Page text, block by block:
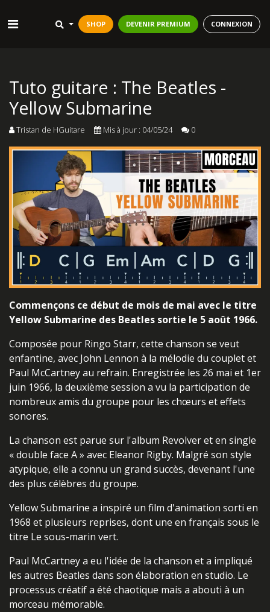
SHOP DEVENIR PREMIUM CONNEXION
Tuto guitare : The Beatles -
Yellow Submarine
Tristan de HGuitare Mis à jour : 04/05/24 0
Commençons ce début de mois de mai avec le titre
Yellow Submarine des Beatles sortie le 5 août 1966.
Composée pour Ringo Starr, cette chanson se veut
enfantine, avec John Lennon à la mélodie du couplet et
Paul McCartney au refrain. Enregistrée les 26 mai et 1er
juin 1966, la deuxième session a vu la participation de
nombreux amis du groupe pour les chœurs et effets
sonores.
La chanson est parue sur l'album Revolver et en single
« double face A » avec Eleanor Rigby. Malgré son style
atypique, elle a connu un grand succès, devenant l'une
des plus célèbres du groupe.
Yellow Submarine a inspiré un film d'animation sorti en
1968 et plusieurs reprises, dont une en français sous le
titre Le sous-marin vert.
Paul McCartney a eu l'idée de la chanson et a impliqué
les autres Beatles dans son élaboration en studio. Le
processus créatif a été chaotique mais a abouti à un
morceau mémorable.